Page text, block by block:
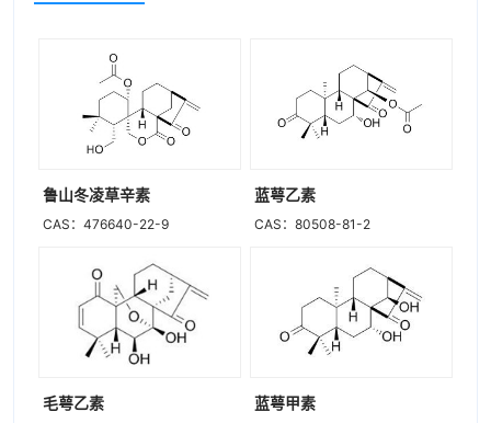
鲁山冬凌草辛素
CAS：476640-22-9
蓝萼乙素
CAS：80508-81-2
毛萼乙素 蓝萼甲素